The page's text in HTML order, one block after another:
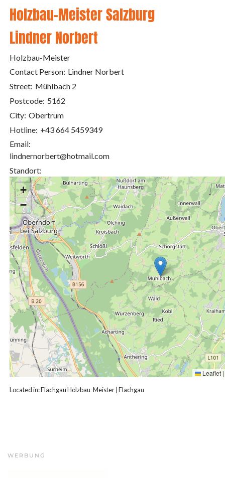
Holzbau-Meister Salzburg
Lindner Norbert
Holzbau-Meister
Contact Person: Lindner Norbert
Street: Mühlbach 2
Postcode: 5162
City: Obertrum
Hotline: +43 664 5459349
Email:
lindnernorbert@hotmail.com
Standort:
+
−
Leaflet |
Located in:Flachgau Holzbau-Meister Flachgau
WERBUNG